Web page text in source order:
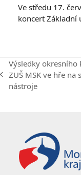
Ve středu 17.
koncert Základní
previous
post:
Výsledky okresního
ZUŠ MSK ve hře na
nástroje